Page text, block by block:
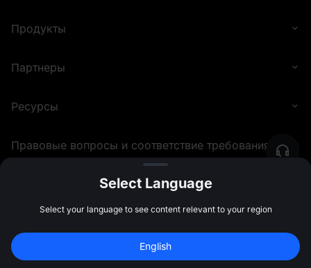
Продукты
Партнеры
Ресурсы
Правовые вопросы и соответствие требованиям
©2026 MEXC.COM
Select Language
Select your language to see content relevant to your region
English